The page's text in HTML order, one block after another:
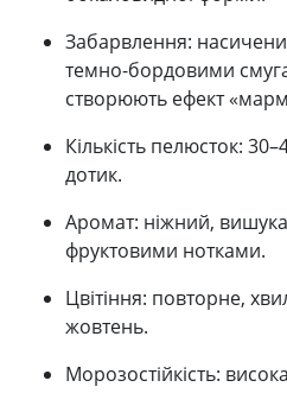
Забарвлення:
темно-бордовими
створюють ефект
Кількість пелюсток:
дотик.
Аромат: ніжний,
фруктовими нотками.
Цвітіння: повторне,
жовтень.
Морозостійкість: